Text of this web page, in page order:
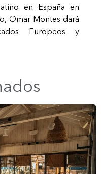
en España en
Omar Montes dará
Europeos y